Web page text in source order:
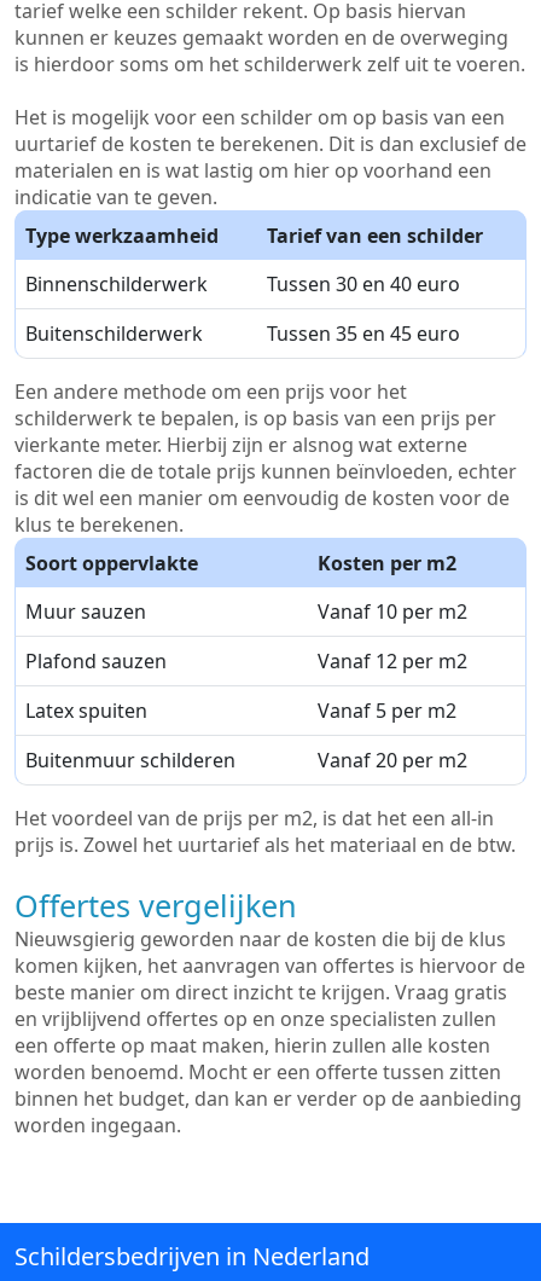
tarief welke een schilder rekent. Op basis hiervan
kunnen er keuzes gemaakt worden en de overweging
is hierdoor soms om het schilderwerk zelf uit te voeren.
Het is mogelijk voor een schilder om op basis van een
uurtarief de kosten te berekenen. Dit is dan exclusief de
materialen en is wat lastig om hier op voorhand een
indicatie van te geven.
Type werkzaamheid
Tarief van een schilder
Binnenschilderwerk
Tussen 30 en 40 euro
Buitenschilderwerk
Tussen 35 en 45 euro
Een andere methode om een prijs voor het
schilderwerk te bepalen, is op basis van een prijs per
vierkante meter. Hierbij zijn er alsnog wat externe
factoren die de totale prijs kunnen beïnvloeden, echter
is dit wel een manier om eenvoudig de kosten voor de
klus te berekenen.
Soort oppervlakte
Kosten per m2
Muur sauzen
Vanaf 10 per m2
Plafond sauzen
Vanaf 12 per m2
Latex spuiten
Vanaf 5 per m2
Buitenmuur schilderen
Vanaf 20 per m2
Het voordeel van de prijs per m2, is dat het een all-in
prijs is. Zowel het uurtarief als het materiaal en de btw.
Offertes vergelijken
Nieuwsgierig geworden naar de kosten die bij de klus
komen kijken, het aanvragen van offertes is hiervoor de
beste manier om direct inzicht te krijgen. Vraag gratis
en vrijblijvend offertes op en onze specialisten zullen
een offerte op maat maken, hierin zullen alle kosten
worden benoemd. Mocht er een offerte tussen zitten
binnen het budget, dan kan er verder op de aanbieding
worden ingegaan.
Schildersbedrijven in Nederland